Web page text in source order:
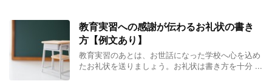
教育実習への感謝が伝わるお礼状の書き
方【例文あり】
教育実習のあとは、お世話になった学校へ心を込め
たお礼状を送りましょう。お礼状は書き方を十分 ...